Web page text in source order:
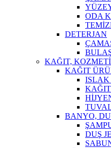
ODA
DETERJAN
KAĞIT,
KAĞIT
ISLAK
BANYO,
DUŞ